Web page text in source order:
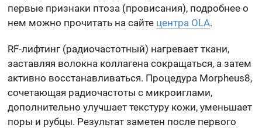
первые признаки птоза (провисания), подробнее о
нем можно прочитать на сайте центра OLA.
RF-лифтинг (радиочастотный) нагревает ткани,
заставляя волокна коллагена сокращаться, а затем
активно восстанавливаться. Процедура Morpheus8,
сочетающая радиочастоты с микроиглами,
дополнительно улучшает текстуру кожи, уменьшает
поры и рубцы. Результат заметен после первого